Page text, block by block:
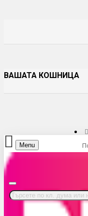
ВАШАТА КОШНИЦА
Menu